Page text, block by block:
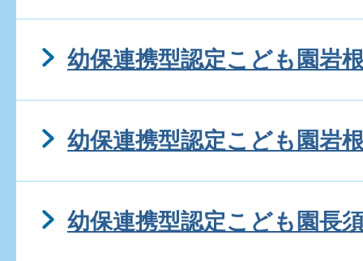
幼保連携型認定こども園岩
幼保連携型認定こども園岩
幼保連携型認定こども園長